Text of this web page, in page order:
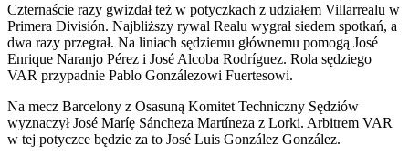
Czternaście razy gwizdał też w potyczkach z udziałem Villarrealu w
Primera División. Najbliższy rywal Realu wygrał siedem spotkań, a
dwa razy przegrał. Na liniach sędziemu głównemu pomogą José
Enrique Naranjo Pérez i José Alcoba Rodríguez. Rola sędziego
VAR przypadnie Pablo Gonzálezowi Fuertesowi.
Na mecz Barcelony z Osasuną Komitet Techniczny Sędziów
wyznaczył José Maríę Sáncheza Martíneza z Lorki. Arbitrem VAR
w tej potyczce będzie za to José Luis González González.